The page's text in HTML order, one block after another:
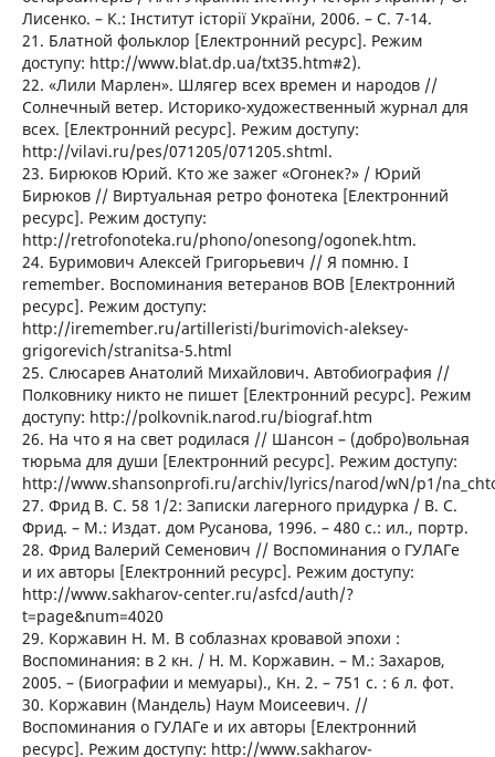
Лисенко. – К.: Інститут історії України, 2006. – С. 7-14.
21. Блатной фольклор [Електронний ресурс]. Режим
доступу: http://www.blat.dp.ua/txt35.htm#2).
22. «Лили Марлен». Шлягер всех времен и народов //
Солнечный ветер. Историко-художественный журнал для
всех. [Електронний ресурс]. Режим доступу:
http://vilavi.ru/pes/071205/071205.shtml.
23. Бирюков Юрий. Кто же зажег «Огонек?» / Юрий
Бирюков // Виртуальная ретро фонотека [Електронний
ресурс]. Режим доступу:
http://retrofonoteka.ru/phono/onesong/ogonek.htm.
24. Буримович Алексей Григорьевич // Я помню. I
remember. Воспоминания ветеранов ВОВ [Електронний
ресурс]. Режим доступу:
http://iremember.ru/artilleristi/burimovich-aleksey-
grigorevich/stranitsa-5.html
25. Слюсарев Анатолий Михайлович. Автобиография //
Полковнику никто не пишет [Електронний ресурс]. Режим
доступу: http://polkovnik.narod.ru/biograf.htm
26. На что я на свет родилася // Шансон – (добро)вольная
тюрьма для души [Електронний ресурс]. Режим доступу:
http://www.shansonprofi.ru/archiv/lyrics/narod/wN/p1/
27. Фрид В. С. 58 1/2: Записки лагерного придурка / В. С.
Фрид. – М.: Издат. дом Русанова, 1996. – 480 с.: ил., портр.
28. Фрид Валерий Семенович // Воспоминания о ГУЛАГе
и их авторы [Електронний ресурс]. Режим доступу:
http://www.sakharov-center.ru/asfcd/auth/?
t=page&num=4020
29. Коржавин Н. М. В соблазнах кровавой эпохи :
Воспоминания: в 2 кн. / Н. М. Коржавин. – М.: Захаров,
2005. – (Биографии и мемуары)., Кн. 2. – 751 с. : 6 л. фот.
30. Коржавин (Мандель) Наум Моисеевич. //
Воспоминания о ГУЛАГе и их авторы [Електронний
ресурс]. Режим доступу: http://www.sakharov-